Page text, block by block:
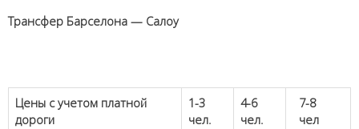
Трансфер Барселона — Салоу
Цены с учетом платной
дороги
1-3
чел.
4-6
чел.
7-8
чел